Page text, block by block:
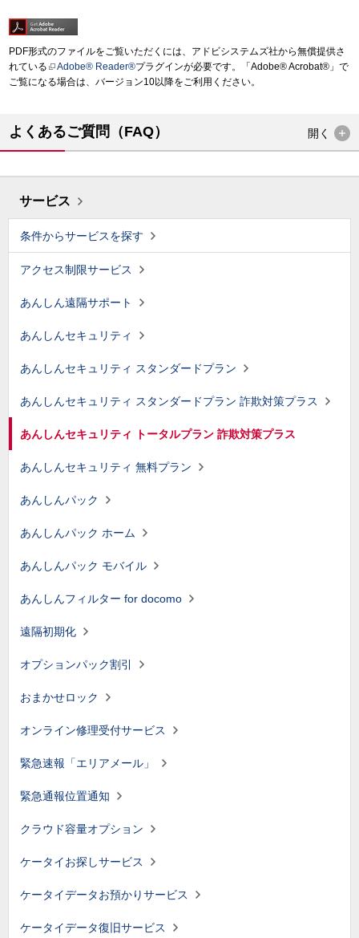
PDF形式のファイルをご覧いただくには、アドビシステムズ社から無償提供さ
れている
Adobe® Reader®プラグインが必要です。「Adobe® Acrobat®」で
ご覧になる場合は、バージョン10以降をご利用ください。
よくあるご質問（FAQ） 開く
サービス
条件からサービスを探す
アクセス制限サービス
あんしん遠隔サポート
あんしんセキュリティ
あんしんセキュリティ スタンダードプラン
あんしんセキュリティ スタンダードプラン 詐欺対策プラス
あんしんセキュリティ トータルプラン 詐欺対策プラス
あんしんセキュリティ 無料プラン
あんしんパック
あんしんパック ホーム
あんしんパック モバイル
あんしんフィルター for docomo
遠隔初期化
オプションパック割引
おまかせロック
オンライン修理受付サービス
緊急速報「エリアメール」
緊急通報位置通知
クラウド容量オプション
ケータイお探しサービス
ケータイデータお預かりサービス
ケータイデータ復旧サービス